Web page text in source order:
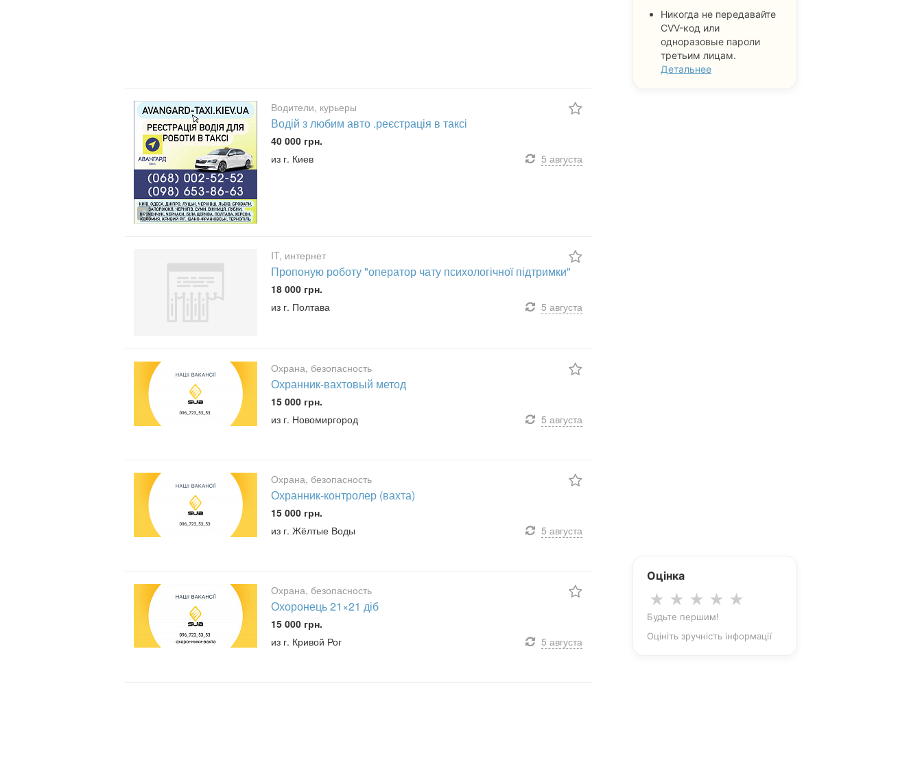
3
Водители, курьеры
Водій з любим авто .реєстрація в таксі
40 000 грн.
из г. Киев
5 августа
IT, интернет
Пропоную роботу "оператор чату психологічної підтримки"
18 000 грн.
из г. Полтава
5 августа
Охрана, безопасность
Охранник-вахтовый метод
15 000 грн.
из г. Новомиргород
5 августа
Охрана, безопасность
Охранник-контролер (вахта)
15 000 грн.
из г. Жёлтые Воды
5 августа
Охрана, безопасность
Охоронець 21×21 діб
15 000 грн.
из г. Кривой Рог
5 августа
Никогда не передавайте
CVV-код или
одноразовые пароли
третьим лицам.
Детальнее
Оцінка
★ ★ ★ ★ ★
Будьте першим!
Оцініть зручність інформації